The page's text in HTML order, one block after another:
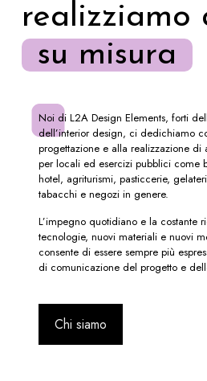
realizziamo
su misura
Noi di L2A Design Elements, forti
dell’interior design, ci dedichiamo
progettazione e alla realizzazione di
per locali ed esercizi pubblici come
hotel, agriturismi, pasticcerie,
tabacchi e negozi in genere.
L’impegno quotidiano e la costante
tecnologie, nuovi materiali e nuovi
consente di essere sempre più
di comunicazione del progetto e
Chi siamo